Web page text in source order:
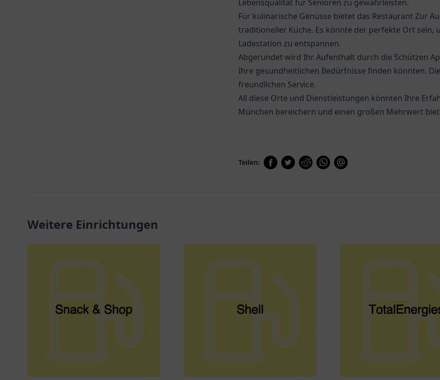
Lebensqualität für Senioren zu gewährleisten.
Für kulinarische Genüsse bietet das Restaurant Zur
traditioneller Küche. Es könnte der perfekte Ort sein,
Ladestation zu entspannen.
Abgerundet wird Ihr Aufenthalt durch die Schützen
Ihre gesundheitlichen Bedürfnisse finden könnten.
freundlichen Service.
All diese Orte und Dienstleistungen könnten Ihre
München bereichern und einen großen Mehrwert
Teilen:
Weitere Einrichtungen